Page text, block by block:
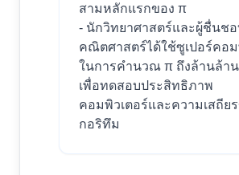
สามหลักแรกของ π
- นักวิทยาศาสตร์และผู้ชื่นชอ
คณิตศาสตร์ได้ใช้ซูเปอร์คอม
ในการคำนวณ π ถึงล้านล้า
เพื่อทดสอบประสิทธิภาพ
คอมพิวเตอร์และความเสถีย
กอริทึม